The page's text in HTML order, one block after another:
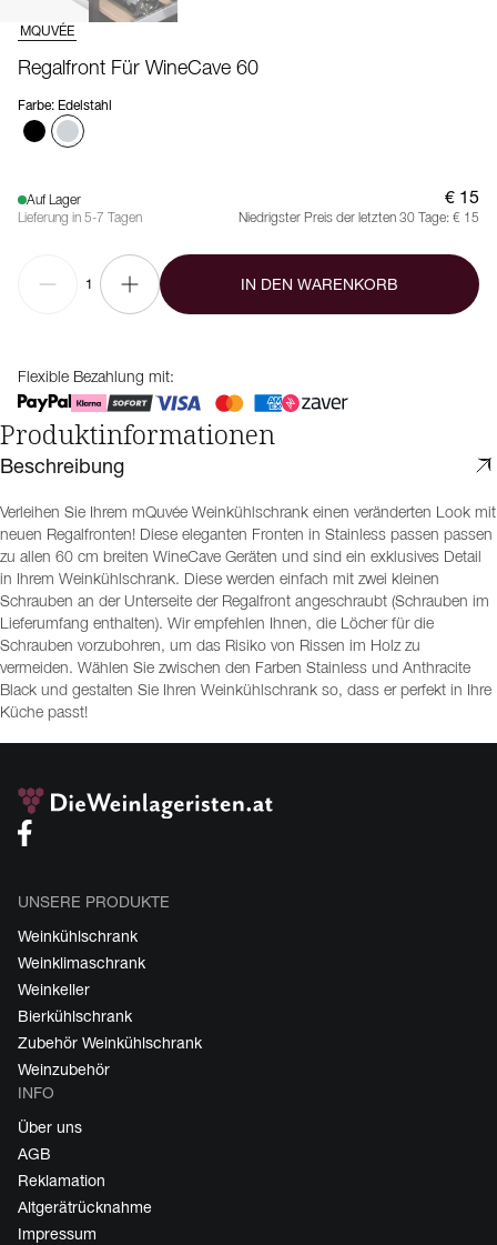
MQUVÉE
Regalfront Für WineCave 60
Farbe: Edelstahl
Auf Lager
Lieferung in 5-7 Tagen
€ 15
Niedrigster Preis der letzten 30 Tage: € 15
1 IN DEN WARENKORB
Flexible Bezahlung mit:
Produktinformationen
Beschreibung
Verleihen Sie Ihrem mQuvée Weinkühlschrank einen veränderten Look mit
neuen Regalfronten! Diese eleganten Fronten in Stainless passen passen
zu allen 60 cm breiten WineCave Geräten und sind ein exklusives Detail
in Ihrem Weinkühlschrank. Diese werden einfach mit zwei kleinen
Schrauben an der Unterseite der Regalfront angeschraubt (Schrauben im
Lieferumfang enthalten). Wir empfehlen Ihnen, die Löcher für die
Schrauben vorzubohren, um das Risiko von Rissen im Holz zu
vermeiden. Wählen Sie zwischen den Farben Stainless und Anthracite
Black und gestalten Sie Ihren Weinkühlschrank so, dass er perfekt in Ihre
Küche passt!
UNSERE PRODUKTE
Weinkühlschrank
Weinklimaschrank
Weinkeller
Bierkühlschrank
Zubehör Weinkühlschrank
Weinzubehör
INFO
Über uns
AGB
Reklamation
Altgerätrücknahme
Impressum